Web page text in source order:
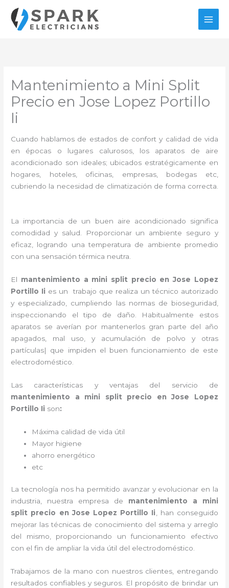
contenido
Mantenimiento a Mini Split
Precio en Jose Lopez Portillo
Ii
Cuando hablamos de estados de confort y calidad de vida
en épocas o lugares calurosos, los aparatos de aire
acondicionado son ideales; ubicados estratégicamente en
hogares, hoteles, oficinas, empresas, bodegas etc,
cubriendo la necesidad de climatización de forma correcta.
La importancia de un buen aire acondicionado significa
comodidad y salud. Proporcionar un ambiente seguro y
eficaz, logrando una temperatura de ambiente promedio
con una sensación térmica neutra.
El mantenimiento a mini split precio en Jose Lopez
Portillo Ii es un
trabajo que realiza un técnico autorizado
y especializado, cumpliendo las normas de bioseguridad,
inspeccionando el tipo de daño. Habitualmente estos
aparatos se averían por mantenerlos gran parte del año
apagados, mal uso, y acumulación de polvo y otras
partículas| que impiden el buen funcionamiento de este
electrodoméstico.
Las características y ventajas del servicio de
mantenimiento a mini split precio en Jose Lopez
Portillo Ii son:
Máxima calidad de vida útil
Mayor higiene
ahorro energético
etc
La tecnología nos ha permitido avanzar y evolucionar en la
industria, nuestra empresa de mantenimiento a mini
split precio en Jose Lopez Portillo Ii, han conseguido
mejorar las técnicas de conocimiento del sistema y arreglo
del mismo, proporcionando un funcionamiento efectivo
con el fin de ampliar la vida útil del electrodoméstico.
Trabajamos de la mano con nuestros clientes, entregando
resultados confiables y seguros. El propósito de brindar un